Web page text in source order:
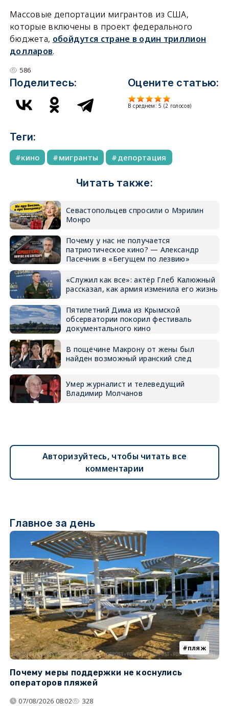
Массовые депортации мигрантов из США,
которые включены в проект федерального
бюджета, обойдутся стране в один триллион
долларов.
586
Поделитесь: Оцените статью:
В среднем:5 (2 голосов)
Теги:
кино мигранты депортация
Читать также:
Севастопольцев спросили о Мэрилин
Монро
Почему у нас не получается
патриотическое кино? — Александр
Пасечник в «Бегущем по лезвию»
«Служил как все»: актёр Глеб Калюжный
рассказал, как армия изменила его жизнь
Пятилетний Дима из Крымской
обсерватории покорил фестиваль
документального кино
В пощёчине Макрону от жены был
найден возможный иранский след
Умер журналист и телеведущий
Владимир Молчанов
Авторизуйтесь, чтобы читать все
комментарии
Главное за день
пляж
Почему меры поддержки не коснулись
операторов пляжей
07/08/2026 08:02 328